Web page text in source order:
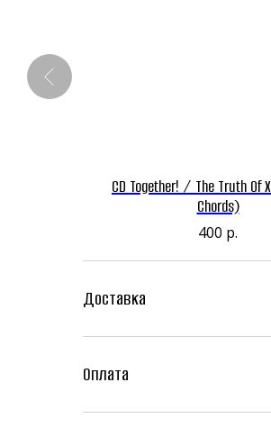
CD Together! / The Truth Of
Chords)
400 р.
Доставка
Оплата